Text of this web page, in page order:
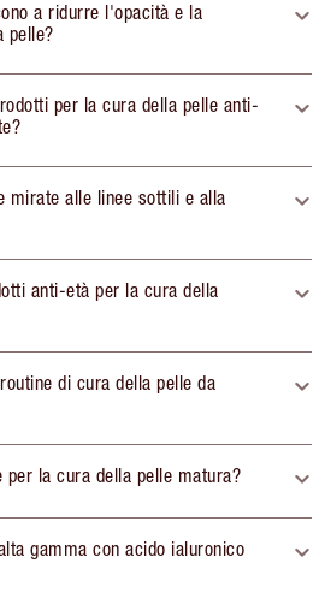
a ridurre l'opacità e la
pelle?
per la cura della pelle anti-
mirate alle linee sottili e alla
anti-età per la cura della
di cura della pelle da
per la cura della pelle matura?
gamma con acido ialuronico